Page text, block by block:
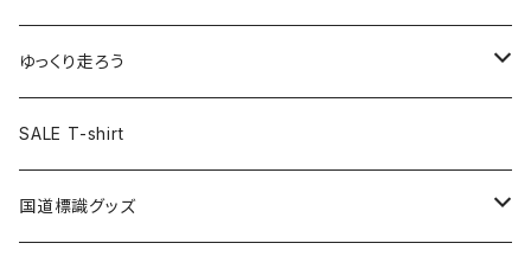
トートバッグ
ランチバッグ
エコバッグ
クリアファイル
キーホルダー
クリアファイル
Tシャツ
ステッカー
サコッシュ
ホテルキーホルダー
モーテルキーホルダー
クリアファイル
マスク
エコバッグ
エコバッグ
ステッカー
モーテルキーホルダー
キャップ
ステッカー
ホテルキーホルダー
Tシャツ
キャップ
ステッカー
ゆっくり走ろう
Tシャツ
ステッカー
SALE T-shirt
国道標識グッズ